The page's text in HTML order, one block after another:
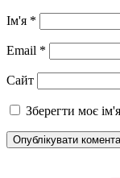
Ім'я *
Email *
Сайт
Зберегти моє